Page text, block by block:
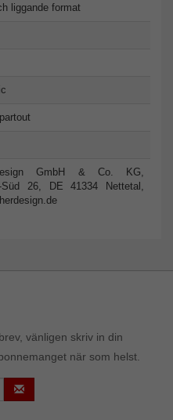
liggande format
GmbH & Co. KG,
Süd 26, DE 41334 Nettetal,
vänligen skriv in din
när som helst.